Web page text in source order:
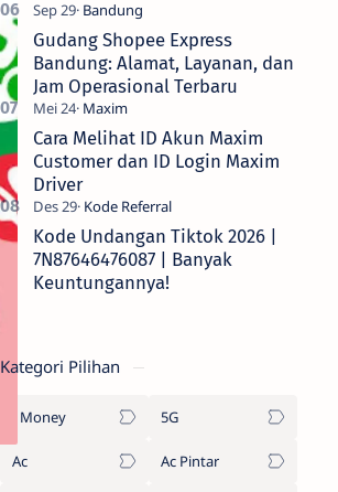
Gudang Shopee Express
Bandung: Alamat, Layanan, dan
Jam Operasional Terbaru
Cara Melihat ID Akun Maxim
Customer dan ID Login Maxim
Driver
Kode Undangan Tiktok 2026 |
7N87646476087 | Banyak
Keuntungannya!
Kategori Pilihan
1Money 5G
Ac Ac Pintar